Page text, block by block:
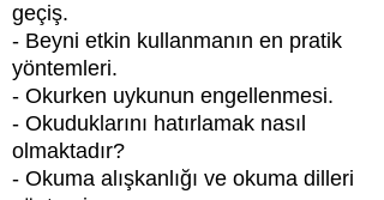
geçiş.
- Beyni etkin kullanmanın en pratik
yöntemleri.
- Okurken uykunun engellenmesi.
- Okuduklarını hatırlamak nasıl
olmaktadır?
- Okuma alışkanlığı ve okuma dilleri